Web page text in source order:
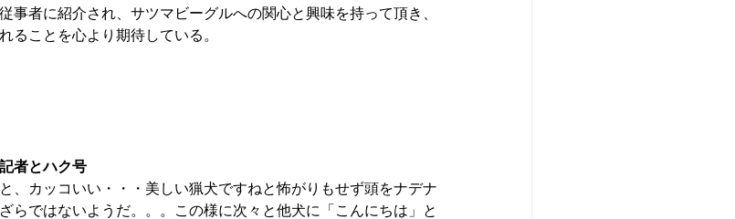
事者に紹介され、サツマビーグルへの関心と興味を持って頂き、
ることを心より期待している。
者とハク号
、カッコいい・・・美しい猟犬ですねと怖がりもせず頭をナデナ
らではないようだ。。。この様に次々と他犬に「こんにちは」と